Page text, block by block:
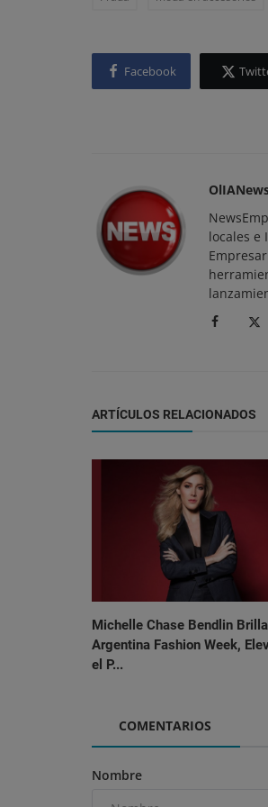
Facebook
locales e
ARTÍCULOS RELACIONADOS
Michelle Chase Bendlin
Argentina Fashion Week,
el P...
COMENTARIOS
Nombre
Tecnología
La Revolución
Paraguay: